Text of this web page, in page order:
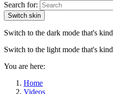
Search for:
Switch skin
Switch to the dark mode that's
Switch to the light mode that's
You are here:
Home
Videos